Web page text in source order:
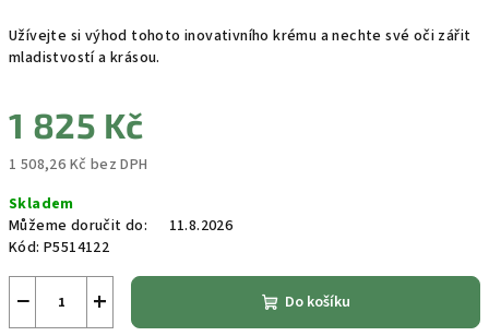
Užívejte si výhod tohoto inovativního krému a nechte své oči zářit
mladistvostí a krásou.
1 825 Kč
1 508,26 Kč bez DPH
cena:
Skladem
Můžeme doručit do:
11.8.2026
Kód: P5514122
+
− Do košíku